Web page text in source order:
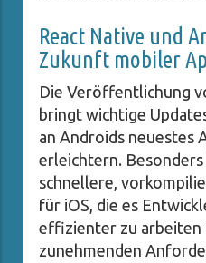
React Native und
Zukunft mobiler
Die Veröffentlichung
bringt wichtige
an Androids neuestes
erleichtern.
schnellere,
für iOS, die es
effizienter zu arbeiten
zunehmenden